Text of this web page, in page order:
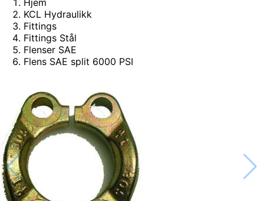
Hjem
KCL Hydraulikk
Fittings
Fittings Stål
Flenser SAE
Flens SAE split 6000 PSI